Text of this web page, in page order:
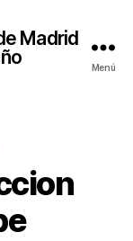
Madrid
Menú